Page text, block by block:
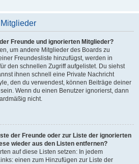
Freunde und ignorierten Mitglieder?
um andere Mitglieder des Boards zu
Freundesliste hinzufügst, werden in
den schnellen Zugriff aufgelistet. Du siehst
ihnen schnell eine Private Nachricht
den du verwendest, können Beiträge deiner
Wenn du einen Benutzer ignorierst, dann
nicht.
der Freunde oder zur Liste der ignorierten
wieder aus den Listen entfernen?
auf diese Listen setzen: In jedem
einen zum Hinzufügen zur Liste der